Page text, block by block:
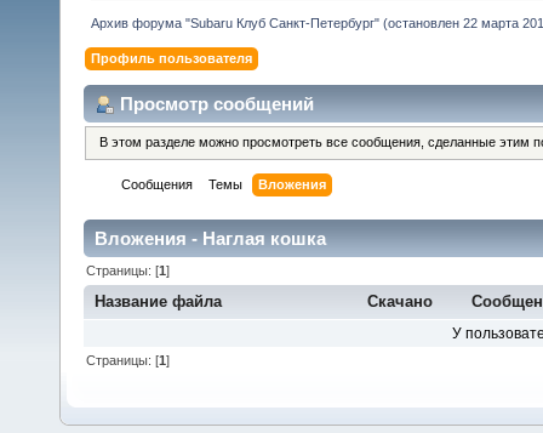
Архив форума "Subaru Клуб Санкт-Петербург" (остановлен 22 марта
Профиль пользователя
Просмотр сообщений
В этом разделе можно просмотреть все сообщения, сделанные этим
Сообщения Темы Вложения
Вложения - Наглая кошка
Страницы: [1]
Название файла Скачано
У
Страницы: [1]